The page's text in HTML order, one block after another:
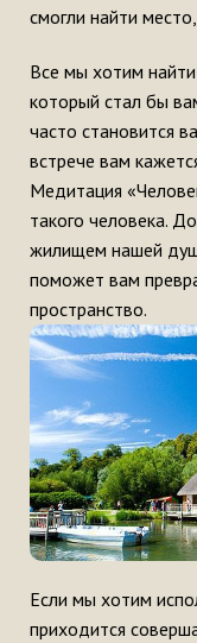
смогли найти
Все мы хотим
который стал бы
часто становится
встрече вам
Медитация
такого человека.
жилищем нашей
поможет вам
пространство.
Если мы хотим
приходится